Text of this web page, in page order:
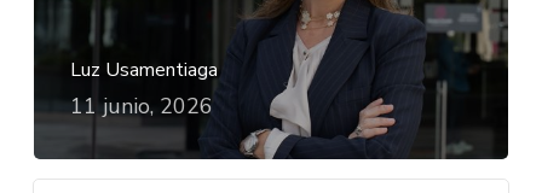
Luz Usamentiaga
11 junio, 2026